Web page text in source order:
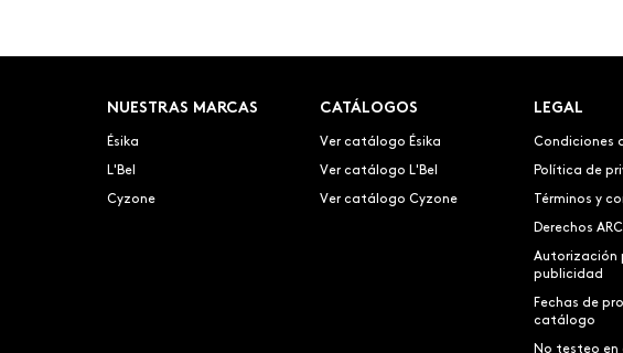
NUESTRAS MARCAS
Ésika
L'Bel
Cyzone
CATÁLOGOS
Ver catálogo Ésika
Ver catálogo L'Bel
Ver catálogo Cyzone
LEGAL
Condiciones
Política de
Términos y
Derechos
Autorización
publicidad
Fechas de
catálogo
No testeo en